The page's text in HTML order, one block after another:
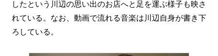
したという川辺の思い出のお店へと足を運ぶ様子も映さ
れている。なお、動画で流れる音楽は川辺自身が書き下
ろしている。